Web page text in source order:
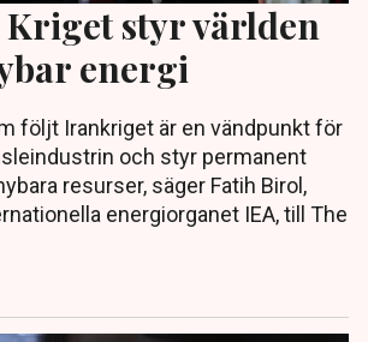
styr världen
energi
följt Irankriget är en vändpunkt för
och styr permanent
resurser, säger Fatih Birol,
energiorganet IEA, till The